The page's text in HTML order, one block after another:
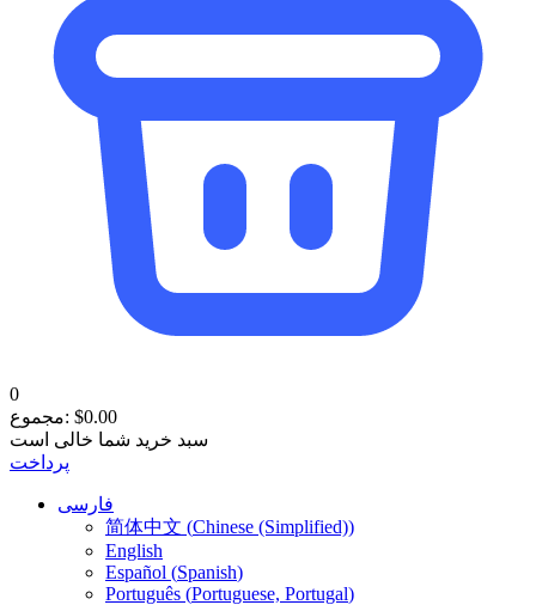
0
مجموع: $0.00
سبد خرید شما خالی است
پرداخت
فارسی
简体中文 (Chinese (Simplified))
English
Español (Spanish)
Português (Portuguese, Portugal)